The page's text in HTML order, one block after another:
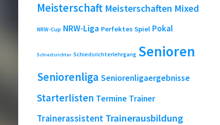
Meisterschaft Meisterschaften Mixed
NRW-Cup NRW-Liga Perfektes Spiel Pokal
Schiedsrichter Schiedsrichterlehrgang Senioren
Seniorenliga Seniorenligaergebnisse
Starterlisten Termine Trainer
Trainerassistent Trainerausbildung